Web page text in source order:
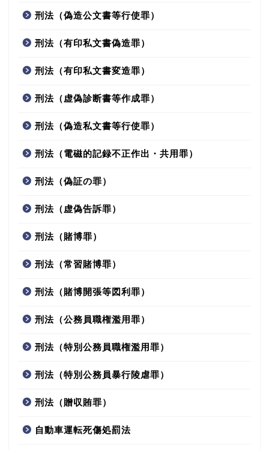
刑法（偽造公文書等行使罪）
刑法（有印私文書偽造罪）
刑法（有印私文書変造罪）
刑法（虚偽診断書等作成罪）
刑法（偽造私文書等行使罪）
刑法（電磁的記録不正作出・共用罪）
刑法（偽証の罪）
刑法（虚偽告訴罪）
刑法（賭博罪）
刑法（常習賭博罪）
刑法（賭博開張等図利罪）
刑法（公務員職権濫用罪）
刑法（特別公務員職権濫用罪）
刑法（特別公務員暴行陵虐罪）
刑法（贈収賄罪）
自動車運転死傷処罰法